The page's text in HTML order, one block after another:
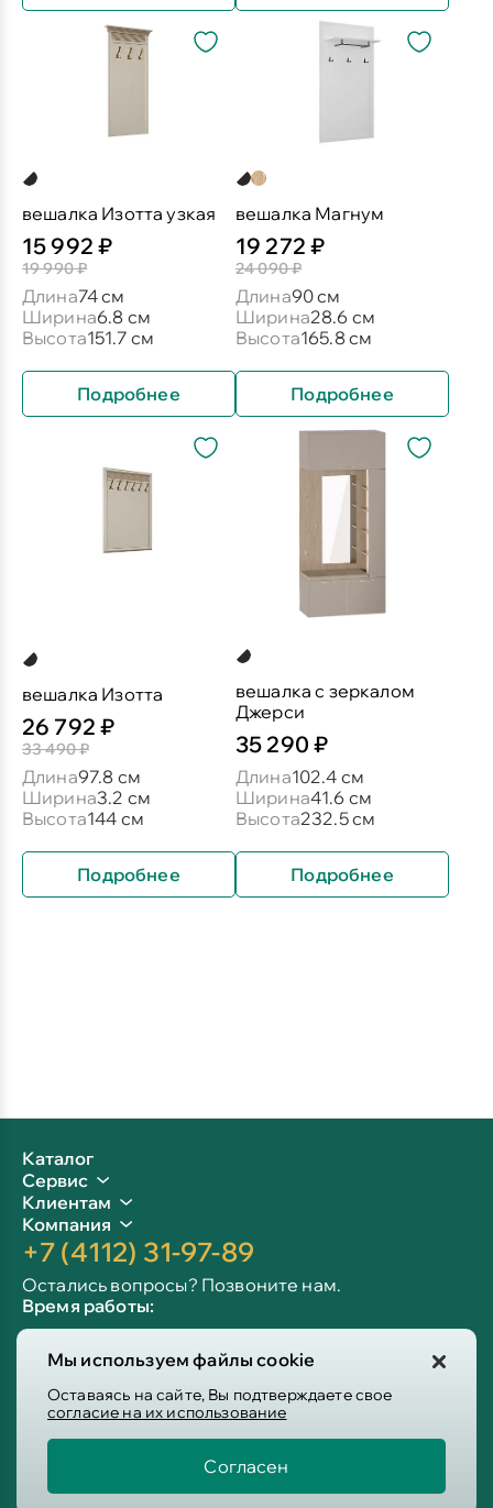
Мы используем файлы cookie
Оставаясь на сайте, Вы подтверждаете свое
согласие на их использование
Согласен
вешалка Изотта узкая
15 992 ₽
19 990 ₽
Длина74 см
Ширина6.8 см
Высота151.7 см
Подробнее
вешалка Магнум
19 272 ₽
24 090 ₽
Длина90 см
Ширина28.6 см
Высота165.8 см
Подробнее
вешалка Изотта
26 792 ₽
33 490 ₽
Длина97.8 см
Ширина3.2 см
Высота144 см
Подробнее
вешалка с зеркалом
Джерси
35 290 ₽
Длина102.4 см
Ширина41.6 см
Высота232.5 см
Подробнее
Каталог
Сервис
Клиентам
Компания
+7 (4112) 31-97-89
Остались вопросы? Позвоните нам.
Время работы:
Сб-вс: 10:00 - 19:00
Info@victoria-mebel.ru
Пользовательское соглашение